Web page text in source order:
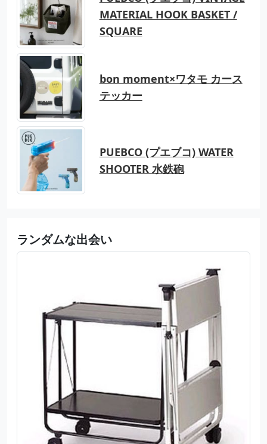
MATERIAL HOOK BASKET /
SQUARE
bon moment×ワタモ カース
テッカー
PUEBCO (プエブコ) WATER
SHOOTER 水鉄砲
ランダムな出会い